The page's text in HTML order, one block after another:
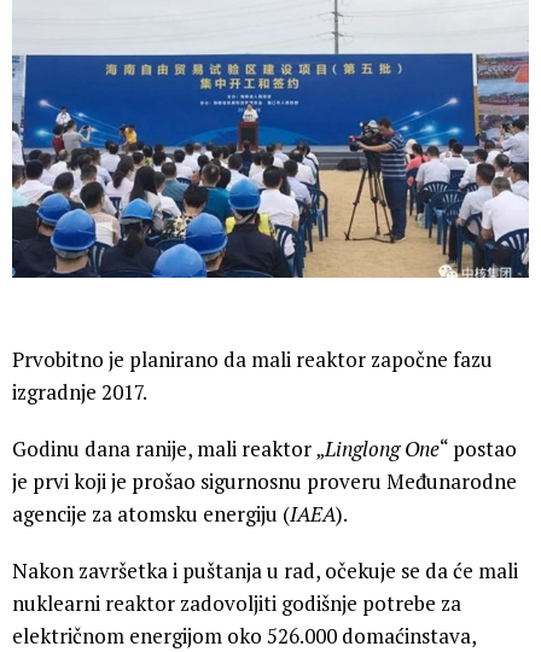
Prvobitno je planirano da mali reaktor započne fazu
izgradnje 2017.
Godinu dana ranije, mali reaktor „Linglong One“ postao
je prvi koji je prošao sigurnosnu proveru Međunarodne
agencije za atomsku energiju (IAEA).
Nakon završetka i puštanja u rad, očekuje se da će mali
nuklearni reaktor zadovoljiti godišnje potrebe za
električnom energijom oko 526.000 domaćinstava,